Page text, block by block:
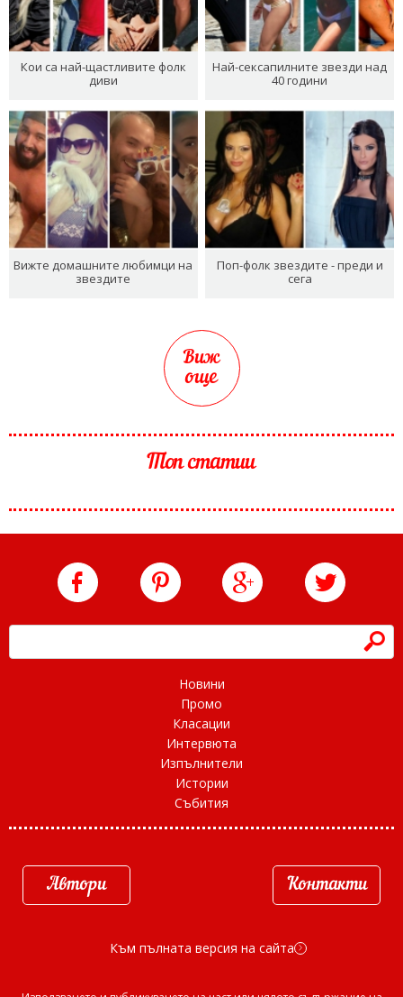
Кои са най-щастливите фолк
диви
Най-сексапилните звезди над
40 години
Вижте домашните любимци на
звездите
Поп-фолк звездите - преди и
сега
Виж
още
Топ статии
h
Новини
Промо
Класации
Интервюта
Изпълнители
Истории
Събития
Автори Контакти
Към пълната версия на сайта d